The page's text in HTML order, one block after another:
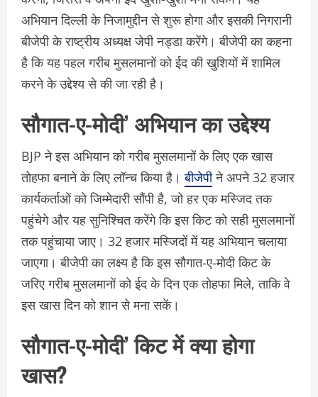
अभियान दिल्ली के निजामुद्दीन से शुरू होगा और इसकी निगरानी
बीजेपी के राष्ट्रीय अध्यक्ष जेपी नड्डा करेंगे। बीजेपी का कहना
है कि यह पहल गरीब मुसलमानों को ईद की खुशियों में शामिल
करने के उद्देश्य से की जा रही है।
सौगात-ए-मोदी’ अभियान का उद्देश्य
BJP ने इस अभियान को गरीब मुसलमानों के लिए एक खास
तोहफा बनाने के लिए लॉन्च किया है।बीजेपीने अपने 32 हजार
कार्यकर्ताओं को जिम्मेदारी सौंपी है, जो हर एक मस्जिद तक
पहुंचेगे और यह सुनिश्चित करेंगे कि इस किट को सही मुसलमानों
तक पहुंचाया जाए। 32 हजार मस्जिदों में यह अभियान चलाया
जाएगा। बीजेपी का लक्ष्य है कि इस सौगात-ए-मोदी किट के
जरिए गरीब मुसलमानों को ईद के दिन एक तोहफा मिले, ताकि वे
इस खास दिन को शान से मना सकें।
सौगात-ए-मोदी’ किट में क्या होगा
खास?